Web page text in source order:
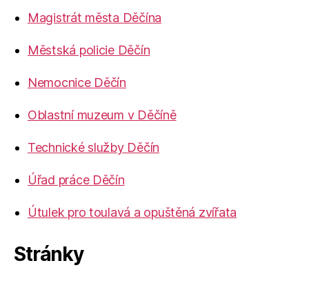
Magistrát města Děčína
Městská policie Děčín
Nemocnice Děčín
Oblastní muzeum v Děčíně
Technické služby Děčín
Úřad práce Děčín
Útulek pro toulavá a opuštěná zvířata
Stránky